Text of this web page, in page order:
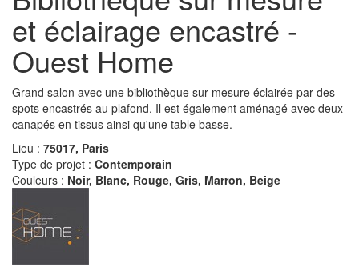
et éclairage encastré -
Ouest Home
Grand salon avec une bibliothèque sur-mesure éclairée par des
spots encastrés au plafond. Il est également aménagé avec deux
canapés en tissus ainsi qu'une table basse.
Lieu : 75017, Paris
Type de projet : Contemporain
Couleurs : Noir, Blanc, Rouge, Gris, Marron, Beige